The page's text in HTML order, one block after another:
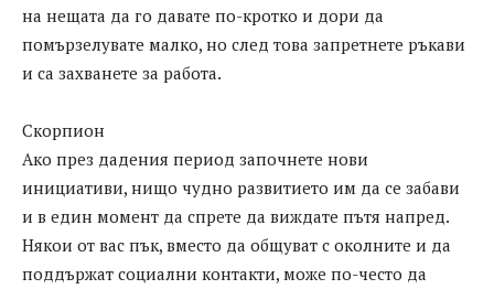
на нещата да го давате по-кротко и дори да
помързелувате малко, но след това запретнете ръкави
и са захванете за работа.
Скорпион
Ако през дадения период започнете нови
инициативи, нищо чудно развитието им да се забави
и в един момент да спрете да виждате пътя напред.
Някои от вас пък, вместо да общуват с околните и да
поддържат социални контакти, може по-често да